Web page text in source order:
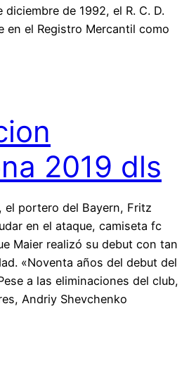
diciembre de 1992, el R. C. D.
en el Registro Mercantil como
2019 dls
el portero del Bayern, Fritz
en el ataque, camiseta fc
Maier realizó su debut con tan
«Noventa años del debut del
a las eliminaciones del club,
Andriy Shevchenko